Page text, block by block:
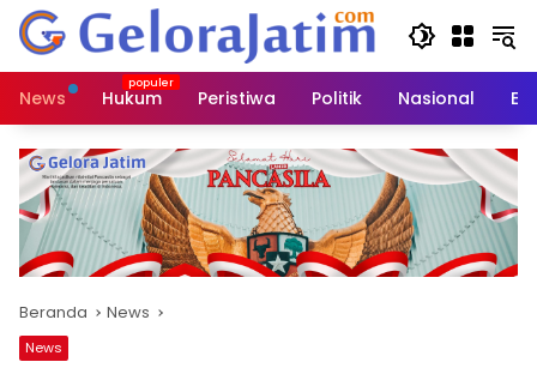
Langsung
konten
News
Hukum Peristiwa Politik Nasional
Beranda News
News